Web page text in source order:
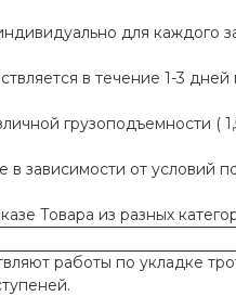
для каждого
в течение 1-3 дней
грузоподъемности (
зависимости от условий
Товара из разных
работы по укладке